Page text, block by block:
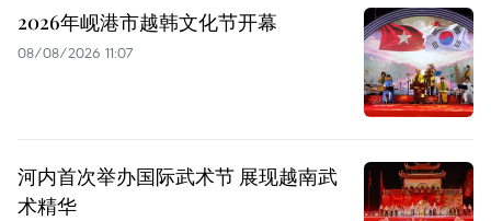
2026年岘港市越韩文化节开幕
08/08/2026 11:07
河内首次举办国际武术节 展现越南武
术精华